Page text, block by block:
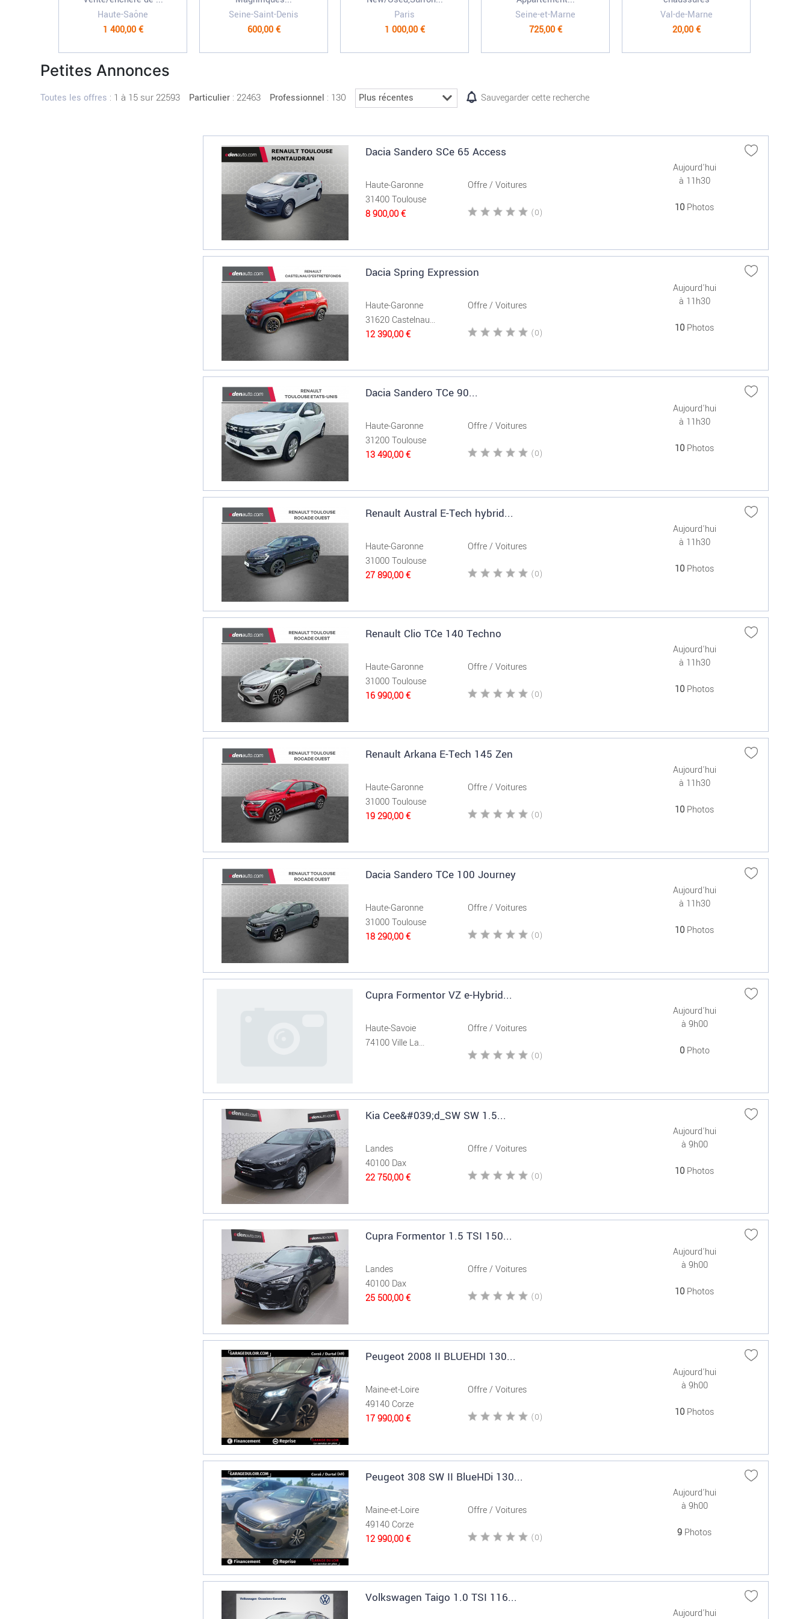
Haute-Saône
1 400,00 €
Seine-Saint-Denis
600,00 €
Paris
1 000,00 €
Seine-et-Marne
725,00 €
Val-de-Marne
20,00 €
Petites Annonces
Toutes les offres : 1 à 15 sur 22593 Particulier : 22463 Professionnel : 130 Sauvegarder cette recherche
Dacia Sandero SCe 65 Access
Haute-Garonne
31400 Toulouse
8 900,00 €
Offre / Voitures
(0)
Aujourd'hui
à 11h30
10 Photos
Dacia Spring Expression
Haute-Garonne
31620 Castelnau...
12 390,00 €
Offre / Voitures
(0)
Aujourd'hui
à 11h30
10 Photos
Dacia Sandero TCe 90...
Haute-Garonne
31200 Toulouse
13 490,00 €
Offre / Voitures
(0)
Aujourd'hui
à 11h30
10 Photos
Renault Austral E-Tech hybrid...
Haute-Garonne
31000 Toulouse
27 890,00 €
Offre / Voitures
(0)
Aujourd'hui
à 11h30
10 Photos
Renault Clio TCe 140 Techno
Haute-Garonne
31000 Toulouse
16 990,00 €
Offre / Voitures
(0)
Aujourd'hui
à 11h30
10 Photos
Renault Arkana E-Tech 145 Zen
Haute-Garonne
31000 Toulouse
19 290,00 €
Offre / Voitures
(0)
Aujourd'hui
à 11h30
10 Photos
Dacia Sandero TCe 100 Journey
Haute-Garonne
31000 Toulouse
18 290,00 €
Offre / Voitures
(0)
Aujourd'hui
à 11h30
10 Photos
Cupra Formentor VZ e-Hybrid...
Haute-Savoie
74100 Ville La...
Offre / Voitures
(0)
Aujourd'hui
à 9h00
0Photo
Kia Cee&#039;d_SW SW 1.5...
Landes
40100 Dax
22 750,00 €
Offre / Voitures
(0)
Aujourd'hui
à 9h00
10 Photos
Cupra Formentor 1.5 TSI 150...
Landes
40100 Dax
25 500,00 €
Offre / Voitures
(0)
Aujourd'hui
à 9h00
10 Photos
Peugeot 2008 II BLUEHDI 130...
Maine-et-Loire
49140 Corze
17 990,00 €
Offre / Voitures
(0)
Aujourd'hui
à 9h00
10 Photos
Peugeot 308 SW II BlueHDi 130...
Maine-et-Loire
49140 Corze
12 990,00 €
Offre / Voitures
(0)
Aujourd'hui
à 9h00
9 Photos
Volkswagen Taigo 1.0 TSI 116...
Aujourd'hui